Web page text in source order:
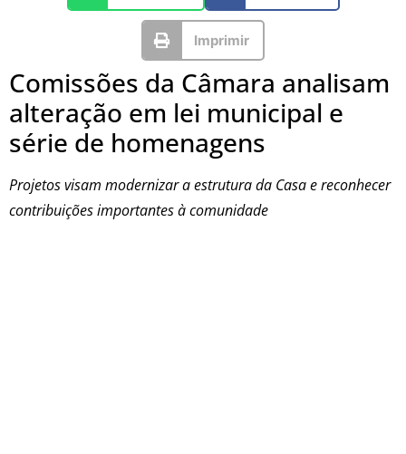
Imprimir
Comissões da Câmara analisam
alteração em lei municipal e
série de homenagens
Projetos visam modernizar a estrutura da Casa e reconhecer
contribuições importantes à comunidade